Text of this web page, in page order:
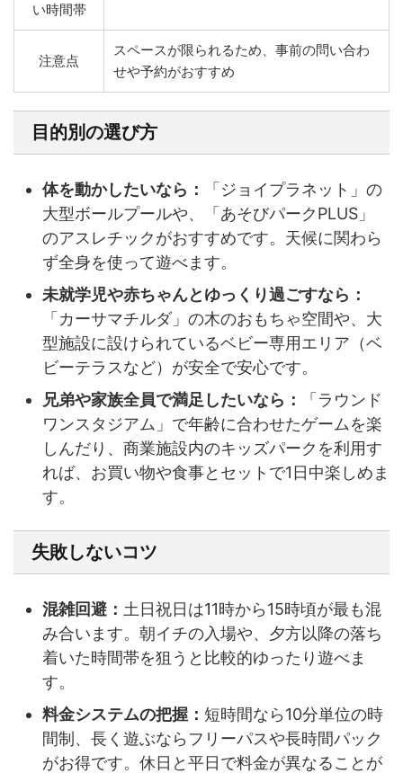
い時間帯
注意点
スペースが限られるため、事前の問い合わ
せや予約がおすすめ
目的別の選び方
体を動かしたいなら：
「ジョイプラネット」の
大型ボールプールや、「あそびパークPLUS」
のアスレチックがおすすめです。天候に関わら
ず全身を使って遊べます。
未就学児や赤ちゃんとゆっくり過ごすなら：
「カーサマチルダ」の木のおもちゃ空間や、大
型施設に設けられているベビー専用エリア（ベ
ビーテラスなど）が安全で安心です。
兄弟や家族全員で満足したいなら：
「ラウンド
ワンスタジアム」で年齢に合わせたゲームを楽
しんだり、商業施設内のキッズパークを利用す
れば、お買い物や食事とセットで1日中楽しめま
す。
失敗しないコツ
混雑回避： 土日祝日は11時から15時頃が最も混
み合います。朝イチの入場や、夕方以降の落ち
着いた時間帯を狙うと比較的ゆったり遊べま
す。
料金システムの把握： 短時間なら10分単位の時
間制、長く遊ぶならフリーパスや長時間パック
がお得です。休日と平日で料金が異なることが